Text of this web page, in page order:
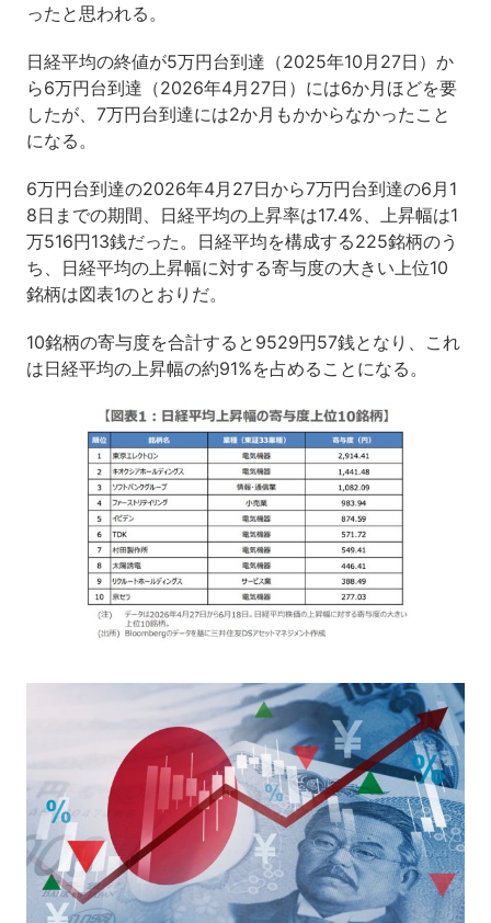
ったと思われる。
日経平均の終値が5万円台到達（2025年10月27日）か
ら6万円台到達（2026年4月27日）には6か月ほどを要
したが、7万円台到達には2か月もかからなかったこと
になる。
6万円台到達の2026年4月27日から7万円台到達の6月1
8日までの期間、日経平均の上昇率は17.4%、上昇幅は1
万516円13銭だった。日経平均を構成する225銘柄のう
ち、日経平均の上昇幅に対する寄与度の大きい上位10
銘柄は図表1のとおりだ。
10銘柄の寄与度を合計すると9529円57銭となり、これ
は日経平均の上昇幅の約91%を占めることになる。